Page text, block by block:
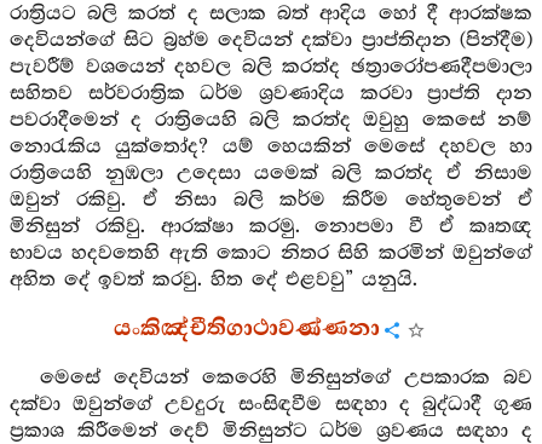
රාත්‍රියට බලි කරත් ද සලාක බත් ආදිය හෝ දී ආරක්ෂක
දෙවියන්ගේ සිට බ්‍රහ්ම දෙවියන් දක්වා ප්‍රාප්තිදාන (පින්දීම)
පැවරීම් වශයෙන් දහවල බලි කරත්ද ඡත්‍රාරෝපණදීපමාලා
සහිතව සර්වරාත්‍රික ධර්ම ශ්‍රවණාදිය කරවා ප්‍රාප්ති දාන
පවරාදීමෙන් ද රාත්‍රියෙහි බලි කරත්ද ඔවුහු කෙසේ නම්
නොරැකිය යුක්තෝද? යම් හෙයකින් මෙසේ දහවල හා
රාත්‍රියෙහි නුඹලා උදෙසා යමෙක් බලි කරත්ද ඒ නිසාම
ඔවුන් රකිවු. ඒ නිසා බලි කර්ම කිරීම හේතුවෙන් ඒ
මිනිසුන් රකිවු. ආරක්ෂා කරමු. නොපමා වී ඒ කෘතඥ
භාවය හදවතෙහි ඇති කොට නිතර සිහි කරමින් ඔවුන්ගේ
අහිත දේ ඉවත් කරවු. හිත දේ එළවවු” යනුයි.
යංකිඤ්චීතිගාථාවණ්ණනා
මෙසේ දෙවියන් කෙරෙහි මිනිසුන්ගේ උපකාරක බව
දක්වා ඔවුන්ගේ උවදුරු සංසිඳවීම සඳහා ද බුද්ධාදී ගුණ
ප්‍රකාශ කිරීමෙන් දෙව් මිනිසුන්ට ධර්ම ශ්‍රවණය සඳහා ද